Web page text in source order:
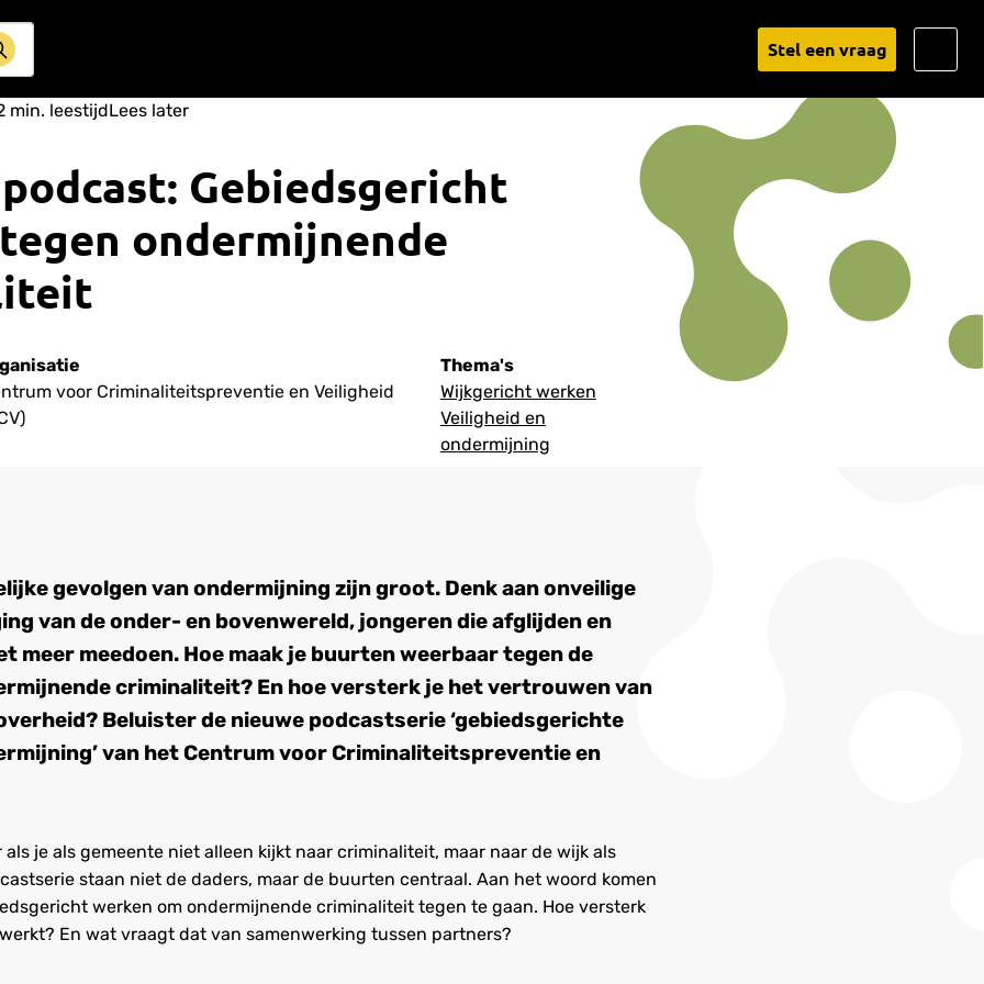
Stel een vraag
to
min. leestijdLees later
Gebiedsgericht
ondermijnende
voor Criminaliteitspreventie en Veiligheid
Thema's
Wijkgericht werken
Veiligheid en
ondermijning
gevolgen van ondermijning zijn groot. Denk aan onveilige
van de onder- en bovenwereld, jongeren die afglijden en
meer meedoen. Hoe maak je buurten weerbaar tegen de
criminaliteit? En hoe versterk je het vertrouwen van
Beluister de nieuwe podcastserie ‘gebiedsgerichte
van het Centrum voor Criminaliteitspreventie en
je als gemeente niet alleen kijkt naar criminaliteit, maar naar de wijk als
staan niet de daders, maar de buurten centraal. Aan het woord komen
werken om ondermijnende criminaliteit tegen te gaan. Hoe versterk
En wat vraagt dat van samenwerking tussen partners?